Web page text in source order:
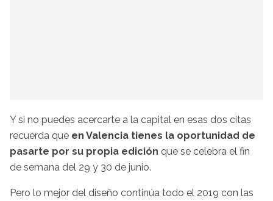
Y si no puedes acercarte a la capital en esas dos citas
recuerda que en Valencia tienes la oportunidad de
pasarte por su propia edición que se celebra el fin
de semana del 29 y 30 de junio.
Pero lo mejor del diseño continúa todo el 2019 con las